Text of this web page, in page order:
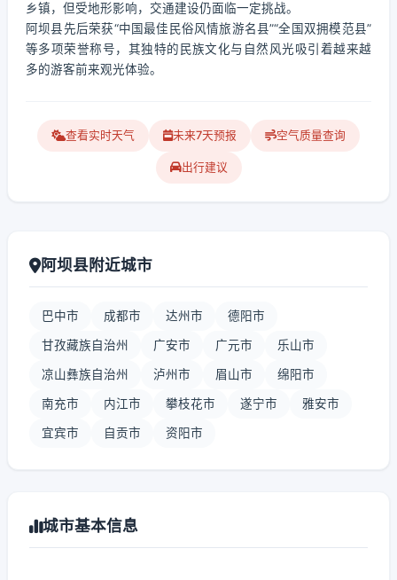
乡镇，但受地形影响，交通建设仍面临一定挑战。
阿坝县先后荣获“中国最佳民俗风情旅游名县”“全国双拥模范县”
等多项荣誉称号，其独特的民族文化与自然风光吸引着越来越
多的游客前来观光体验。
查看实时天气 未来7天预报 空气质量查询
出行建议
阿坝县附近城市
巴中市 成都市 达州市 德阳市
甘孜藏族自治州 广安市 广元市 乐山市
凉山彝族自治州 泸州市 眉山市 绵阳市
南充市 内江市 攀枝花市 遂宁市 雅安市
宜宾市 自贡市 资阳市
城市基本信息